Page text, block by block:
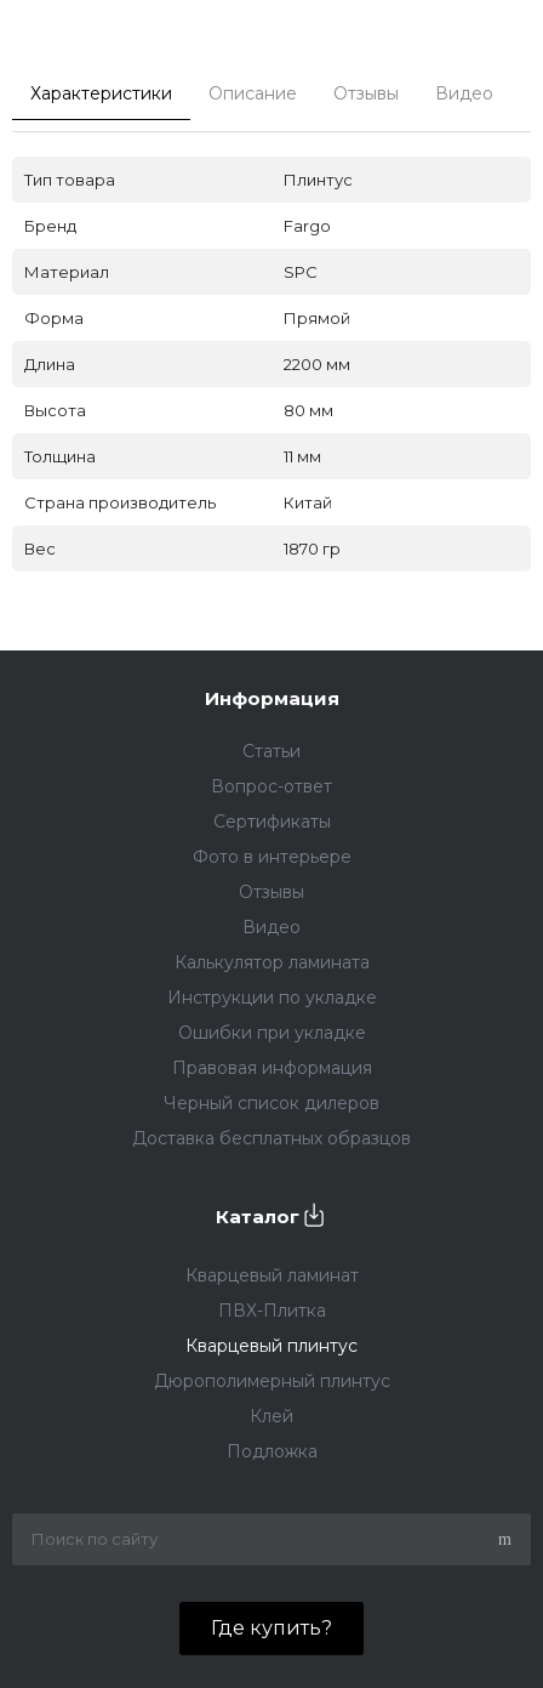
Характеристики Описание Отзывы Видео
Тип товара Плинтус
Бренд Fargo
Материал SPC
Форма Прямой
Длина 2200 мм
Высота 80 мм
Толщина 11 мм
Страна производитель Китай
Вес 1870 гр
Информация
Статьи
Вопрос-ответ
Сертификаты
Фото в интерьере
Отзывы
Видео
Калькулятор ламината
Инструкции по укладке
Ошибки при укладке
Правовая информация
Черный список дилеров
Доставка бесплатных образцов
Каталог
Кварцевый ламинат
ПВХ-Плитка
Кварцевый плинтус
Дюрополимерный плинтус
Клей
Подложка
Где купить?